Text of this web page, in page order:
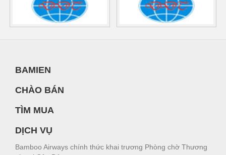
BAMIEN
CHÀO BÁN
TÌM MUA
DỊCH VỤ
Bamboo Airways chính thức khai trương Phòng chờ Thương